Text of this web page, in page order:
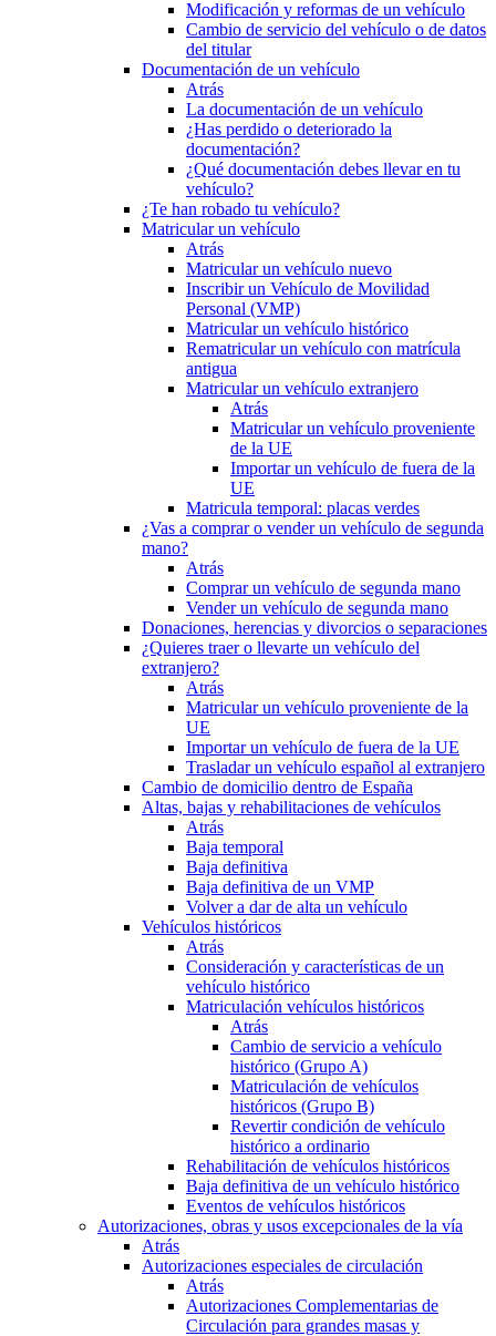
Modificación y reformas de un vehículo
Cambio de servicio del vehículo o de datos
del titular
Documentación de un vehículo
Atrás
La documentación de un vehículo
¿Has perdido o deteriorado la
documentación?
¿Qué documentación debes llevar en tu
vehículo?
¿Te han robado tu vehículo?
Matricular un vehículo
Atrás
Matricular un vehículo nuevo
Inscribir un Vehículo de Movilidad
Personal (VMP)
Matricular un vehículo histórico
Rematricular un vehículo con matrícula
antigua
Matricular un vehículo extranjero
Atrás
Matricular un vehículo proveniente
de la UE
Importar un vehículo de fuera de la
UE
Matricula temporal: placas verdes
¿Vas a comprar o vender un vehículo de segunda
mano?
Atrás
Comprar un vehículo de segunda mano
Vender un vehículo de segunda mano
Donaciones, herencias y divorcios o separaciones
¿Quieres traer o llevarte un vehículo del
extranjero?
Atrás
Matricular un vehículo proveniente de la
UE
Importar un vehículo de fuera de la UE
Trasladar un vehículo español al extranjero
Cambio de domicilio dentro de España
Altas, bajas y rehabilitaciones de vehículos
Atrás
Baja temporal
Baja definitiva
Baja definitiva de un VMP
Volver a dar de alta un vehículo
Vehículos históricos
Atrás
Consideración y características de un
vehículo histórico
Matriculación vehículos históricos
Atrás
Cambio de servicio a vehículo
histórico (Grupo A)
Matriculación de vehículos
históricos (Grupo B)
Revertir condición de vehículo
histórico a ordinario
Rehabilitación de vehículos históricos
Baja definitiva de un vehículo histórico
Eventos de vehículos históricos
Autorizaciones, obras y usos excepcionales de la vía
Atrás
Autorizaciones especiales de circulación
Atrás
Autorizaciones Complementarias de
Circulación para grandes masas y